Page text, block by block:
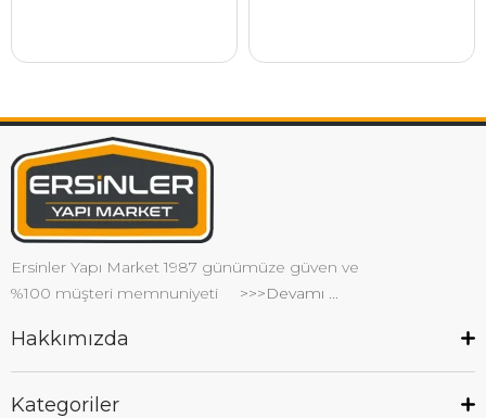
Ersinler Yapı Market 1987 günümüze güven ve
%100 müşteri memnuniyeti
>>>Devamı ...
Hakkımızda
Kategoriler